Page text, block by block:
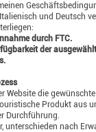
und Deutsch
durch FTC.
der
Website die
Produkt aus
Durchführung.
unterschieden nach